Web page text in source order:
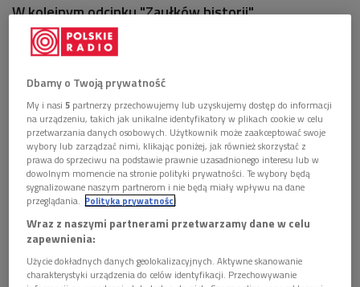
W kolejnym odcinku "Zaułków historii"
rozmawialiśmy o postaci, której czarna legenda jest
tak duża, że powiedzenie o nim jakichkolwiek
się z życiorysem Wacława Kostka-Biernackiego wciąż
nastręcza wielu trudności.
Dbamy o Twoją prywatność
My i nasi5 partnerzy przechowujemy lub uzyskujemy dostęp do informacji
na urządzeniu, takich jak unikalne identyfikatory w plikach cookie w celu
przetwarzania danych osobowych. Użytkownik może zaakceptować swoje
wybory lub zarządzać nimi, klikając poniżej, jak również skorzystać z
prawa do sprzeciwu na podstawie prawnie uzasadnionego interesu lub w
dowolnym momencie na stronie polityki prywatności. Te wybory będą
sygnalizowane naszym partnerom i nie będą miały wpływu na dane
przeglądania. Polityka prywatności
Wraz z naszymi partnerami przetwarzamy dane w celu
zapewnienia:
Użycie dokładnych danych geolokalizacyjnych. Aktywne skanowanie
charakterystyki urządzenia do celów identyfikacji. Przechowywanie